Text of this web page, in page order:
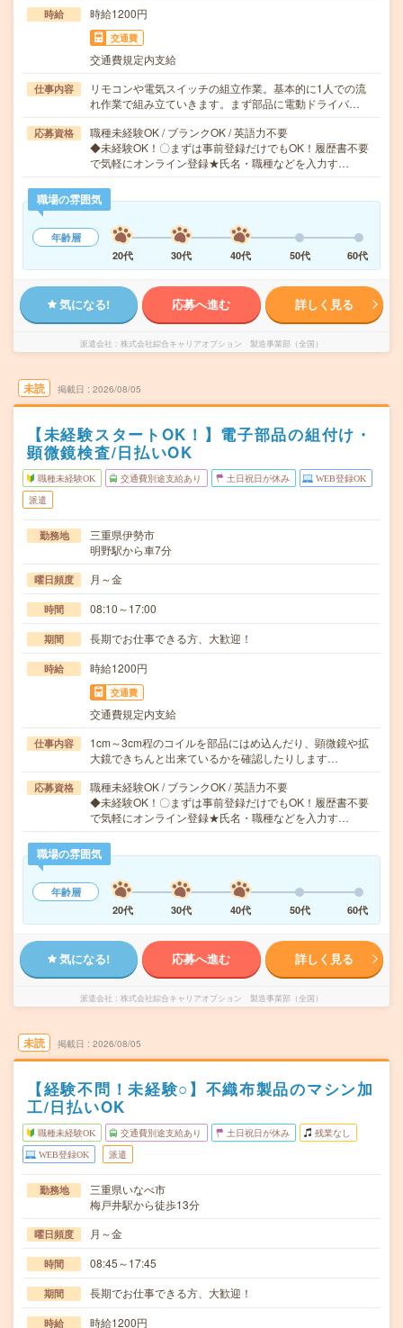
時給 時給1200円
交通費
交通費規定内支給
仕事内容
リモコンや電気スイッチの組立作業。基本的に1人での流
れ作業で組み立ていきます。まず部品に電動ドライバ…
応募資格
職種未経験OK / ブランクOK / 英語力不要
◆未経験OK！〇まずは事前登録だけでもOK！履歴書不要
で気軽にオンライン登録★氏名・職種などを入力す…
職場の雰囲気
年齢層
20代
30代 40代 50代 60代
気になる! 応募へ進む 詳しく見る
派遣会社 株式会社綜合キャリアオプション 製造事業部（全国）
未読 掲載日 2026/08/05
【未経験スタートOK！】電子部品の組付け・
顕微鏡検査/日払いOK
職種未経験OK 交通費別途支給あり 土日祝日が休み WEB登録OK
派遣
勤務地
三重県伊勢市
明野駅から車7分
曜日頻度 月～金
時間 08:10～17:00
期間 長期でお仕事できる方、大歓迎！
時給 時給1200円
交通費
交通費規定内支給
仕事内容
1cm～3cm程のコイルを部品にはめ込んだり、顕微鏡や拡
大鏡できちんと出来ているかを確認したりします…
応募資格
職種未経験OK / ブランクOK / 英語力不要
◆未経験OK！〇まずは事前登録だけでもOK！履歴書不要
で気軽にオンライン登録★氏名・職種などを入力す…
職場の雰囲気
年齢層
20代
30代 40代 50代 60代
気になる! 応募へ進む 詳しく見る
派遣会社 株式会社綜合キャリアオプション 製造事業部（全国）
未読 掲載日 2026/08/05
【経験不問！未経験○】不織布製品のマシン加
工/日払いOK
職種未経験OK 交通費別途支給あり 土日祝日が休み 残業なし
WEB登録OK 派遣
勤務地
三重県いなべ市
梅戸井駅から徒歩13分
曜日頻度 月～金
時間 08:45～17:45
期間 長期でお仕事できる方、大歓迎！
時給 時給1200円